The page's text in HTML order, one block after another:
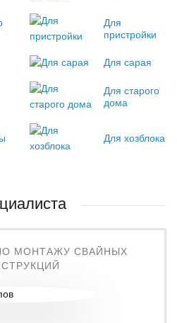
Для
пристройки
Для сарая
Для старого
дома
Для хозблока
МОНТАЖУ СВАЙНЫХ